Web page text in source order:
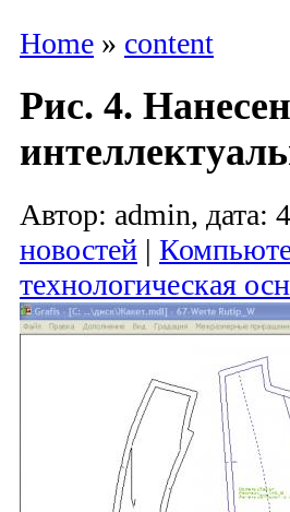
Home » content
Рис. 4.
Автор: admin, дата:
новостей |
технологическая